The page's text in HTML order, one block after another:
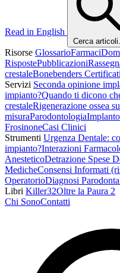
Read in English
Cerca
Risorse GlossarioFarmaci
RispostePubblicazioni
crestaleBonebenders Certificati
Servizi Seconda opinione
impianto?Quando ti dicono
crestaleRigenerazione ossea su
misuraParodontologia
FrosinoneCasi Clinici
Strumenti Urgenza Dentale:
impianto?Interazioni
AnesteticoDetrazione Spese
MedicheConsensi Informati
OperatorioDiagnosi
Libri Killer32Oltre la Paura 2
Chi SonoContatti